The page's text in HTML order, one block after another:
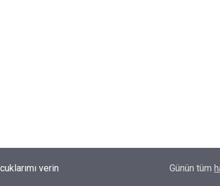
Barış Ünal yazdı;
Günün tüm